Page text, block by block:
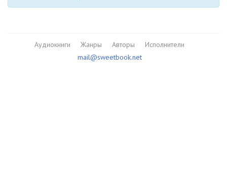
Аудиокниги Жанры Авторы
Исполнители
mail@sweetbook.net